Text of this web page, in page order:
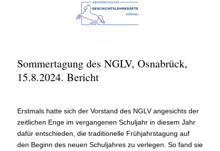
Sommertagung des NGLV, Osnabrück,
15.8.2024. Bericht
Erstmals hatte sich der Vorstand des NGLV angesichts der
zeitlichen Enge im vergangenen Schuljahr in diesem Jahr
dafür entschieden, die traditionelle Frühjahrstagung auf
den Beginn des neuen Schuljahres zu verlegen. So fand sie